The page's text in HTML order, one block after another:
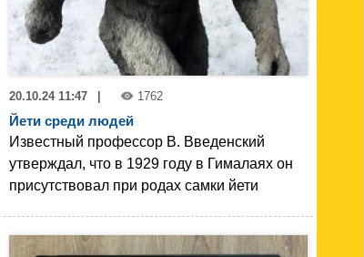
20.10.24 11:47 1762
Йети среди людей
Известный профессор В. Введенский
утверждал, что в 1929 году в Гималаях он
присутствовал при родах самки йети